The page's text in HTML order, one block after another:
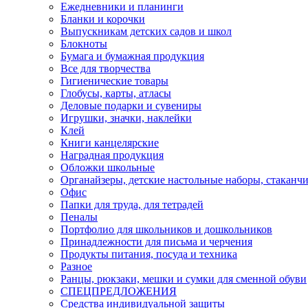
Ежедневники и планинги
Бланки и корочки
Выпускникам детских садов и школ
Блокноты
Бумага и бумажная продукция
Все для творчества
Гигиенические товары
Глобусы, карты, атласы
Деловые подарки и сувениры
Игрушки, значки, наклейки
Клей
Книги канцелярские
Наградная продукция
Обложки школьные
Органайзеры, детские настольные наборы,
Офис
Папки для труда, для тетрадей
Пеналы
Портфолио для школьников и дошкольников
Принадлежности для письма и черчения
Продукты питания, посуда и техника
Разное
Ранцы, рюкзаки, мешки и сумки для сменной обуви
СПЕЦПРЕДЛОЖЕНИЯ
Средства индивидуальной защиты